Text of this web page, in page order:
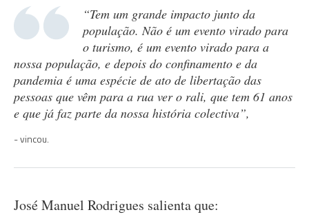
“Tem um grande impacto junto da
população. Não é um evento virado para
o turismo, é um evento virado para a
nossa população, e depois do confinamento e da
pandemia é uma espécie de ato de libertação das
pessoas que vêm para a rua ver o rali, que tem 61 anos
e que já faz parte da nossa história colectiva”,
vincou.
José Manuel Rodrigues salienta que: